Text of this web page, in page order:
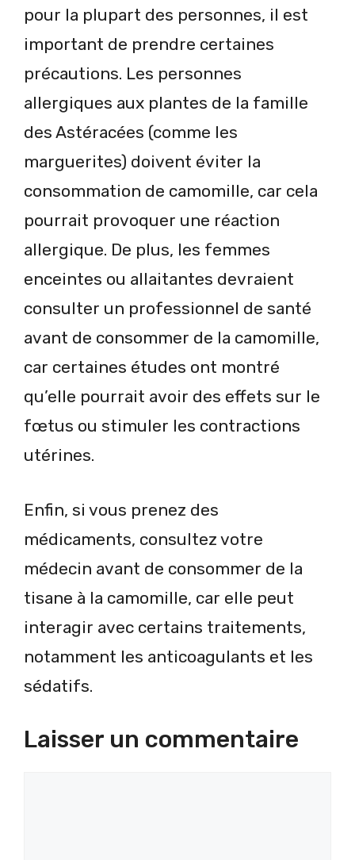
pour la plupart des personnes, il est
important de prendre certaines
précautions. Les personnes
allergiques aux plantes de la famille
des Astéracées (comme les
marguerites) doivent éviter la
consommation de camomille, car cela
pourrait provoquer une réaction
allergique. De plus, les femmes
enceintes ou allaitantes devraient
consulter un professionnel de santé
avant de consommer de la camomille,
car certaines études ont montré
qu’elle pourrait avoir des effets sur le
fœtus ou stimuler les contractions
utérines.
Enfin, si vous prenez des
médicaments, consultez votre
médecin avant de consommer de la
tisane à la camomille, car elle peut
interagir avec certains traitements,
notamment les anticoagulants et les
sédatifs.
Laisser un commentaire